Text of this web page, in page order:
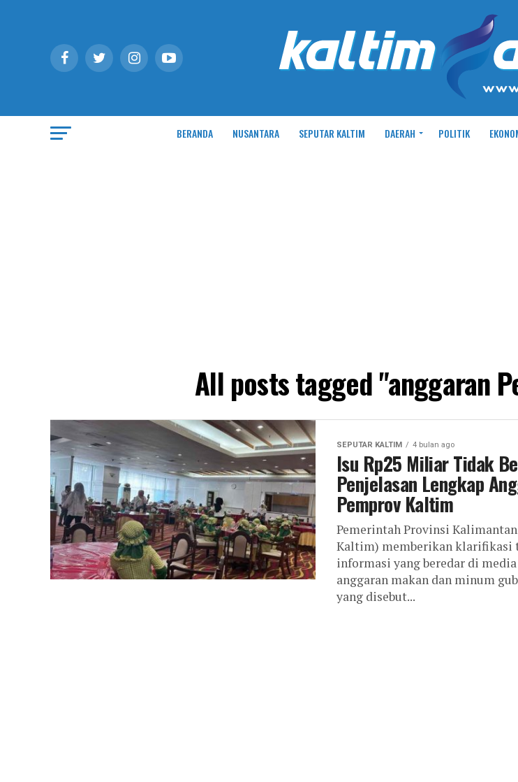
BERANDA NUSANTARA SEPUTAR KALTIM DAERAH POLITIK
All posts tagged "anggaran
SEPUTAR KALTIM 4 bulan ago
Isu Rp25 Miliar Tidak
Penjelasan Lengkap
Pemprov Kaltim
Pemerintah Provinsi
Kaltim) memberikan klarifikasi
informasi yang beredar di
anggaran makan dan minum
yang disebut...